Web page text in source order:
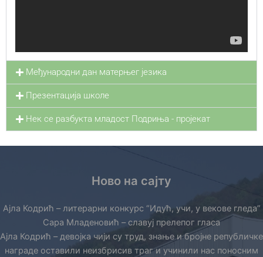
Међународни дан матерњег језика
Презентација школе
Нек се разбукта младост Подриња - пројекат
Ново на сајту
Ајла Кодрић – литерарни конкурс “Идућ, учи, у векове гледа”
Сара Младеновић – славуј прелепог гласа
Ајла Кодрић – девојка чији су труд, знање и бројне републичке
награде оставили неизбрисив траг и учинили нас поносним